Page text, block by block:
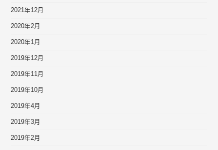
2021年12月
2020年2月
2020年1月
2019年12月
2019年11月
2019年10月
2019年4月
2019年3月
2019年2月